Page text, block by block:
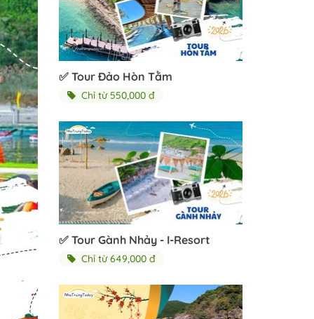
✅ Tour Đảo Hòn Tằm
Chỉ từ 550,000 đ
✅ Tour Gành Nhảy - I-Resort
Chỉ từ 649,000 đ